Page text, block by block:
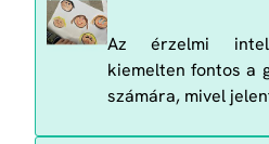
Az érzelmi
kiemelten fontos a
számára, mivel